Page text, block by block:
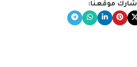
شارك موقعنا: